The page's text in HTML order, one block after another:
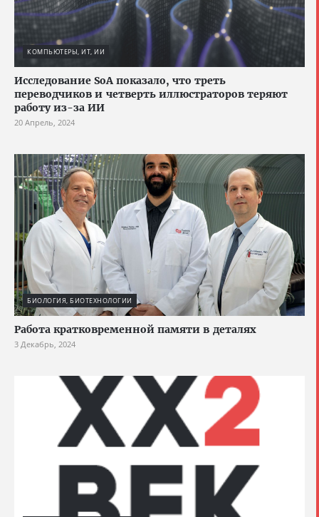
КОМПЬЮТЕРЫ, ИТ, ИИ
Исследование SoA показало, что треть
переводчиков и четверть иллюстраторов теряют
работу из-за ИИ
20 Апрель, 2024
БИОЛОГИЯ, БИОТЕХНОЛОГИИ
Работа кратковременной памяти в деталях
3 Декабрь, 2024